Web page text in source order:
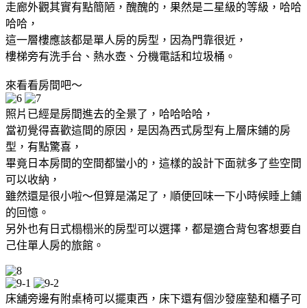
走廊外觀其實有點簡陋，醜醜的，果然是二星級的等級，哈哈
哈哈，
這一層樓應該都是單人房的房型，因為門靠很近，
樓梯旁有洗手台、熱水壺、分機電話和垃圾桶。
來看看房間吧～
照片已經是房間進去的全景了，哈哈哈哈，
當初覺得喜歡這間的原因，是因為西式房型有上層床鋪的房
型，有點驚喜，
畢竟日本房間的空間都蠻小的，這樣的設計下面就多了些空間
可以收納，
雖然還是很小啦～但算是滿足了，順便回味一下小時候睡上鋪
的回憶。
另外也有日式榻榻米的房型可以選擇，都是適合背包客想要自
己住單人房的旅館。
床舖旁邊有附桌椅可以擺東西，床下還有個沙發座墊和櫃子可